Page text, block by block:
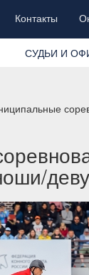
Контакты
СУДЬИ И